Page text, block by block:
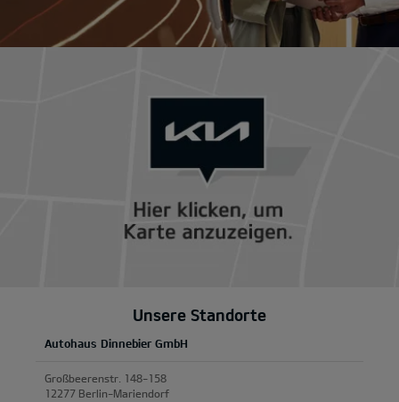
Unsere Standorte
Autohaus Dinnebier GmbH
Großbeerenstr. 148-158
12277 Berlin-Mariendorf